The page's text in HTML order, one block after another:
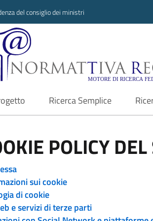
del consiglio dei ministri
Ricerca Semplice
POLICY
sui cookie
di cookie
e servizi di terze parti